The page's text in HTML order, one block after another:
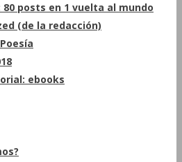
80 posts en 1 vuelta al mundo
(de la redacción)
ebooks